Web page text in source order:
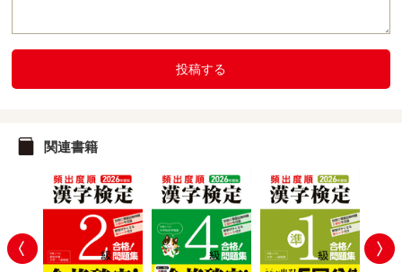
投稿する
関連書籍